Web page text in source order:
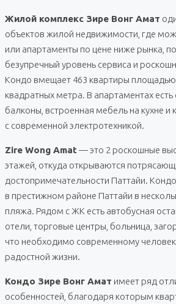
Жилой комплекс Зире Вонг Амат
объектов жилой недвижимости, где
или апартаменты по цене ниже рынка,
безупречный уровень сервиса и
Кондо вмещает 463 квартиры площадью
квадратных метра. В апартаментах
балконы, встроенная мебель на кухне и
с современной электротехникой.
Zire Wong Amat — это 2 роскошные
этажей, откуда открываются
достопримечательности Паттайи.
в престижном районе Паттайи в
пляжа. Рядом с ЖК есть автобусная
отели, торговые центры, больница,
что необходимо современному
радостной жизни.
Кондо Зире Вонг Амат имеет ряд
особенностей, благодаря которым